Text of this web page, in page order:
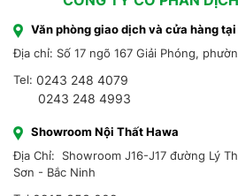
CÔNG TY CỔ PHẦN
Văn phòng giao dịch và cửa hàng tại
Địa chỉ: Số 17 ngõ 167 Giải Phóng,
Tel: 0243 248 4079
0243 248 4993
Showroom Nội Thất Hawa
Địa Chỉ: Showroom J16-J17 đường Lý
Sơn - Bắc Ninh